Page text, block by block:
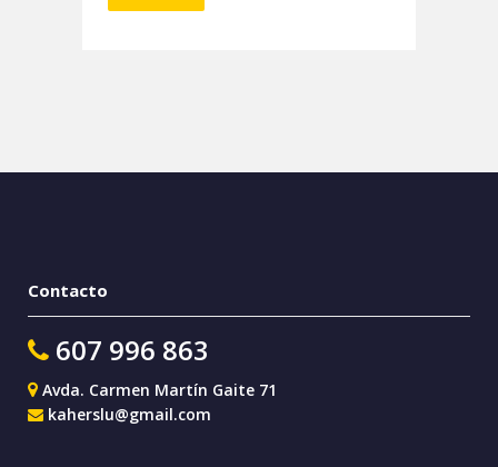
Contacto
607 996 863
Avda. Carmen Martín Gaite 71
kaherslu@gmail.com